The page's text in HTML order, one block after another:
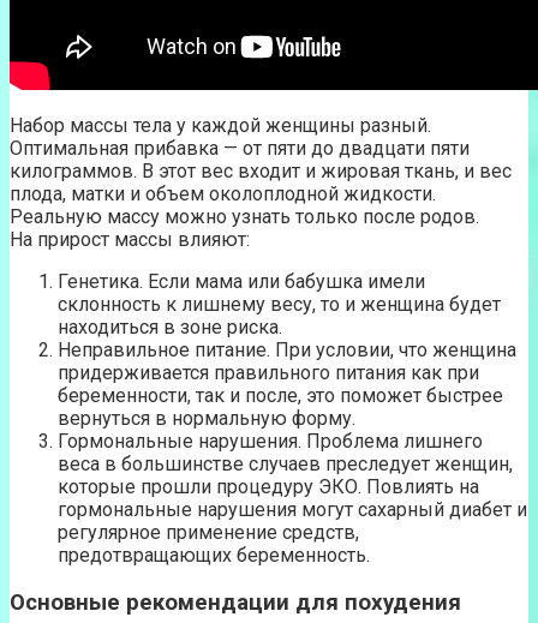
Набор массы тела у каждой женщины разный.
Оптимальная прибавка — от пяти до двадцати пяти
килограммов. В этот вес входит и жировая ткань, и вес
плода, матки и объем околоплодной жидкости.
Реальную массу можно узнать только после родов.
На прирост массы влияют:
Генетика. Если мама или бабушка имели
склонность к лишнему весу, то и женщина будет
находиться в зоне риска.
Неправильное питание. При условии, что женщина
придерживается правильного питания как при
беременности, так и после, это поможет быстрее
вернуться в нормальную форму.
Гормональные нарушения. Проблема лишнего
веса в большинстве случаев преследует женщин,
которые прошли процедуру ЭКО. Повлиять на
гормональные нарушения могут сахарный диабет и
регулярное применение средств,
предотвращающих беременность.
Основные рекомендации для похудения